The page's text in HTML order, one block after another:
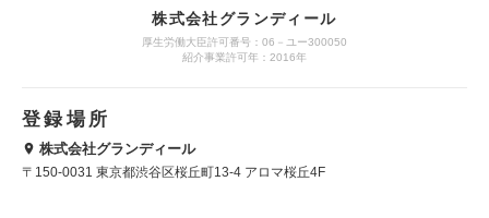
株式会社グランディール
厚生労働大臣許可番号：06－ユー300050
紹介事業許可年：2016年
登録場所
株式会社グランディール
〒150-0031 東京都渋谷区桜丘町13-4 アロマ桜丘4F